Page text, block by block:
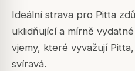
Ideální strava pro Pitta
uklidňující a mírně
vjemy, které vyvažují
svíravá.